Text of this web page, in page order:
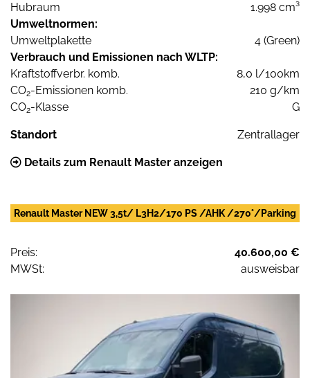
Hubraum
1.998 cm³
Umweltnormen:
Umweltplakette
4 (Green)
Verbrauch und Emissionen nach WLTP:
Kraftstoffverbr. komb.
8,0 l/100km
CO2-Emissionen komb.
210 g/km
CO2-Klasse G
Standort Zentrallager
Details zum Renault Master anzeigen
Renault Master NEW 3,5t/ L3H2/170 PS /AHK /270°/Parking
Preis:
40.600,00 €
MWSt:
ausweisbar